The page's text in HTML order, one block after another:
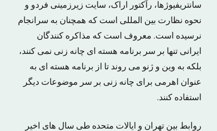
سانتریفیوژها، رآکتور اراک، سایت زیرزمینی فردو و
نحوه نظارت بین المللی است که همچنان به سرانجام
نرسیده است. معروف است که مذاکره کنندگان
ایرانی تنها بر سر برنامه هسته ای چانه زنی نمی کنند،
بلکه به وین و ژنو می روند تا از برنامه هسته ای به
عنوان اهرمی برای چانه زنی بر سر موضوعات دیگر
استفاده کنند.
روابط بین تهران و ایالات متحده طی سال های اخیر